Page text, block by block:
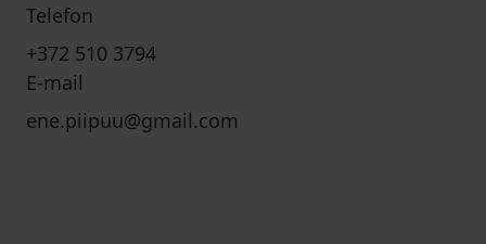
Telefon
+372 510 3794
E-mail
ene.piipuu@gmail.com